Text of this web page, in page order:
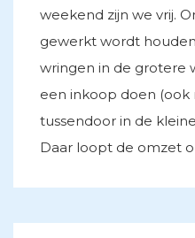
weekend zijn we vrij.
gewerkt wordt
wringen in de grotere
een inkoop doen
tussendoor in de
Daar loopt de omzet